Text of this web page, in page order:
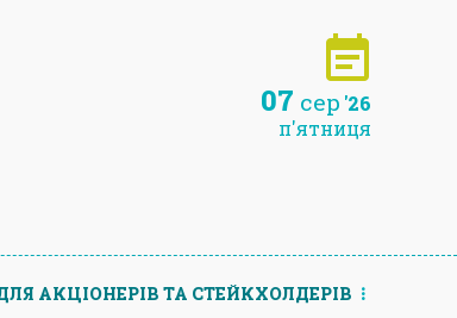
07 сер '26
п'ятниця
АКЦIОНЕРIВ ТА СТЕЙКХОЛДЕРIВ